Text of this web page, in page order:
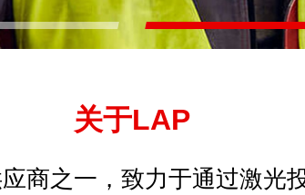
关于LAP
商之一，致力于通过激光